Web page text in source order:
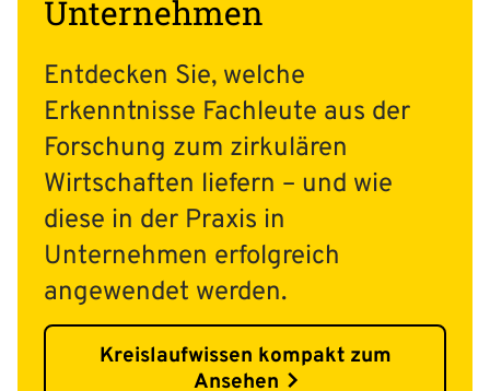
Unternehmen
Entdecken Sie, welche
Erkenntnisse Fachleute aus der
Forschung zum zirkulären
Wirtschaften liefern – und wie
diese in der Praxis in
Unternehmen erfolgreich
angewendet werden.
Kreislaufwissen kompakt zum
Ansehen